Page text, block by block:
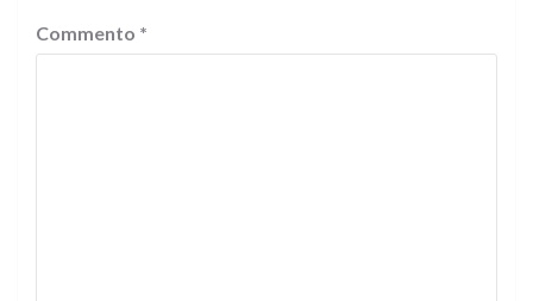
Commento *